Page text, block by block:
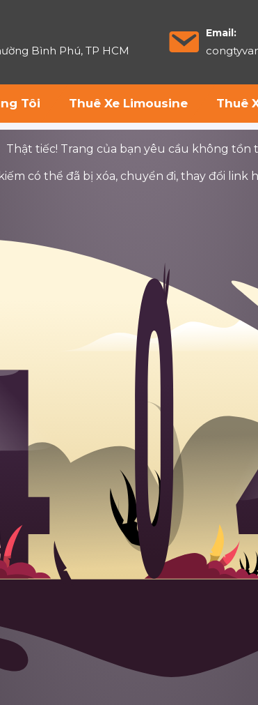
Bình Phú, TP HCM
Email:
Tôi Thuê Xe Limousine Thuê
Thật tiếc! Trang của bạn yêu cầu không tồn
có thể đã bị xóa, chuyển đi, thay đổi link